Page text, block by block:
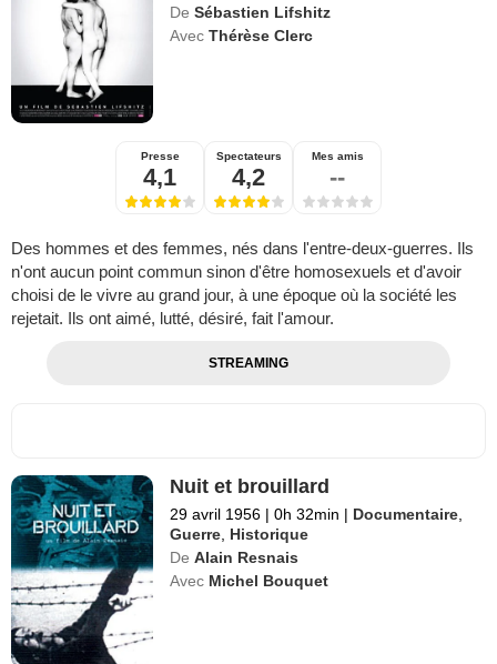
De Sébastien Lifshitz
Avec Thérèse Clerc
Presse
4,1
Spectateurs
4,2
Mes amis
--
Des hommes et des femmes, nés dans l'entre-deux-guerres. Ils
n'ont aucun point commun sinon d'être homosexuels et d'avoir
choisi de le vivre au grand jour, à une époque où la société les
rejetait. Ils ont aimé, lutté, désiré, fait l'amour.
STREAMING
Nuit et brouillard
29 avril 1956 | 0h 32min | Documentaire,
Guerre, Historique
De Alain Resnais
Avec Michel Bouquet